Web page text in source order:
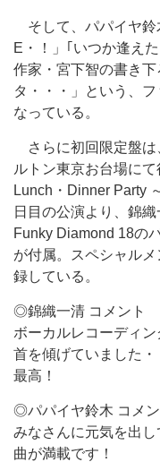
そして、パパイヤ鈴
E・！」｢いつか逢え
作家・宮下智の書き
タ・・・」という、
なっている。
さらに初回限定盤は
ルトン東京お台場に
Lunch・Dinner Party
日目の公演より、錦
Funky Diamond 18の
が付属。スペシャル
録している。
◎錦織一清 コメント
ボーカルレコーディ
首を傾げていました
最高！
◎パパイヤ鈴木 コメン
みなさんに元気を出
曲が満載です！